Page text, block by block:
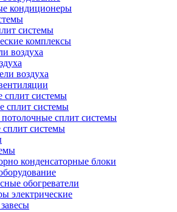
кондиционеры
системы
комплексы
воздуха
воздуха
сплит системы
сплит системы
сплит системы
системы
конденсаторные блоки
обогреватели
электрические